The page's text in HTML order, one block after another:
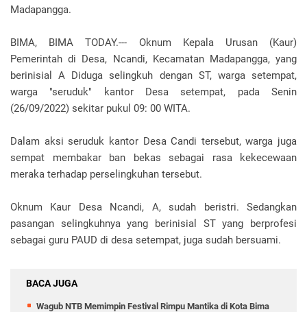
Madapangga.
BIMA, BIMA TODAY.--- Oknum Kepala Urusan (Kaur)
Pemerintah di Desa, Ncandi, Kecamatan Madapangga, yang
berinisial A Diduga selingkuh dengan ST, warga setempat,
warga "seruduk" kantor Desa setempat, pada Senin
(26/09/2022) sekitar pukul 09: 00 WITA.
Dalam aksi seruduk kantor Desa Candi tersebut, warga juga
sempat membakar ban bekas sebagai rasa kekecewaan
meraka terhadap perselingkuhan tersebut.
Oknum Kaur Desa Ncandi, A, sudah beristri. Sedangkan
pasangan selingkuhnya yang berinisial ST yang berprofesi
sebagai guru PAUD di desa setempat, juga sudah bersuami.
BACA JUGA
Wagub NTB Memimpin Festival Rimpu Mantika di Kota Bima